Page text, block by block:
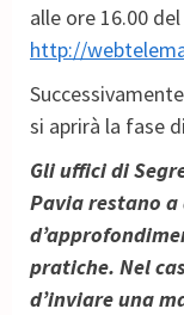
alle ore 16.00 del
http://
si aprirà la fase
Gli uffici di
Pavia restano
pratiche. Nel
d’inviare una